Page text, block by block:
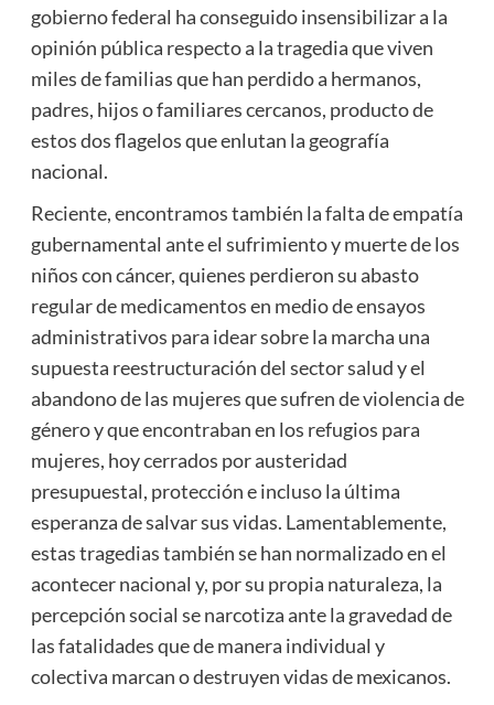
gobierno federal ha conseguido insensibilizar a la
opinión pública respecto a la tragedia que viven
miles de familias que han perdido a hermanos,
padres, hijos o familiares cercanos, producto de
estos dos flagelos que enlutan la geografía
nacional.
Reciente, encontramos también la falta de empatía
gubernamental ante el sufrimiento y muerte de los
niños con cáncer, quienes perdieron su abasto
regular de medicamentos en medio de ensayos
administrativos para idear sobre la marcha una
supuesta reestructuración del sector salud y el
abandono de las mujeres que sufren de violencia de
género y que encontraban en los refugios para
mujeres, hoy cerrados por austeridad
presupuestal, protección e incluso la última
esperanza de salvar sus vidas. Lamentablemente,
estas tragedias también se han normalizado en el
acontecer nacional y, por su propia naturaleza, la
percepción social se narcotiza ante la gravedad de
las fatalidades que de manera individual y
colectiva marcan o destruyen vidas de mexicanos.